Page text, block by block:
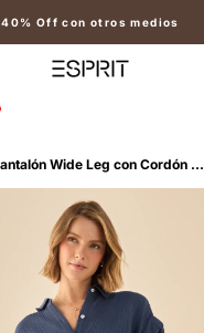
40% Off con otros medios
Pantalón Wide Leg con Cordón Ajustable - Beige